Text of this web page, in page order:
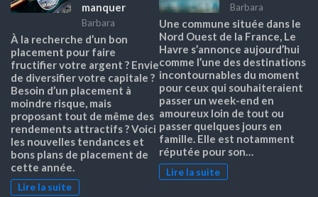
manquer
Barbara
À la recherche d’un bon
placement pour faire
fructifier votre argent ? Envie
de diversifier votre capitale ?
Besoin d’un placement à
moindre risque, mais
proposant tout de même des
rendements attractifs ? Voici
les nouvelles tendances et
bons plans de placement de
cette année.
Lire la suite
Barbara
Une commune située dans le
Nord Ouest de la France, Le
Havre s’annonce aujourd’hui
comme l’une des destinations
incontournables du moment
pour ceux qui souhaiteraient
passer un week-end en
amoureux loin de tout ou
passer quelques jours en
famille. Elle est notamment
réputée pour son…
Lire la suite